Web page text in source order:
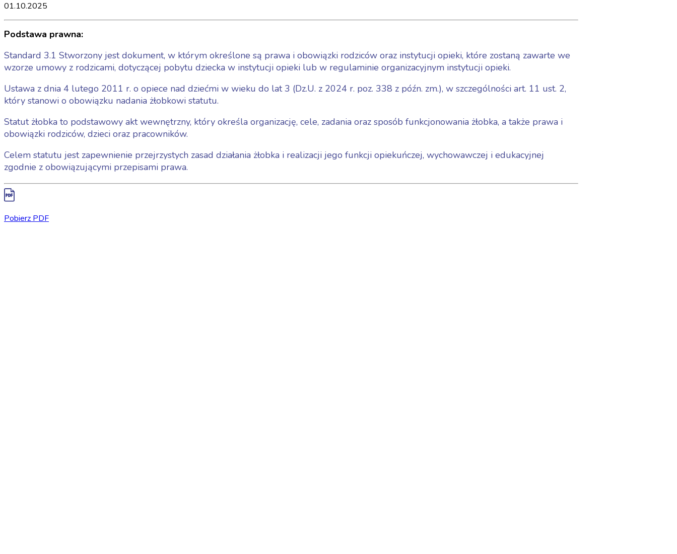
01.10.2025
Podstawa prawna:
Standard 3.1 Stworzony jest dokument, w którym określone są prawa i obowiązki rodziców oraz instytucji opieki, które zostaną zawarte we
wzorze umowy z rodzicami, dotyczącej pobytu dziecka w instytucji opieki lub w regulaminie organizacyjnym instytucji opieki.
Ustawa z dnia 4 lutego 2011 r. o opiece nad dziećmi w wieku do lat 3 (Dz.U. z 2024 r. poz. 338 z późn. zm.), w szczególności art. 11 ust. 2,
który stanowi o obowiązku nadania żłobkowi statutu.
Statut żłobka to podstawowy akt wewnętrzny, który określa organizację, cele, zadania oraz sposób funkcjonowania żłobka, a także prawa i
obowiązki rodziców, dzieci oraz pracowników.
Celem statutu jest zapewnienie przejrzystych zasad działania żłobka i realizacji jego funkcji opiekuńczej, wychowawczej i edukacyjnej
zgodnie z obowiązującymi przepisami prawa.
Pobierz PDF